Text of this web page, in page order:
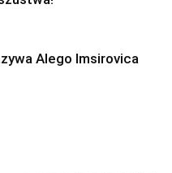
Alego Imsirovica